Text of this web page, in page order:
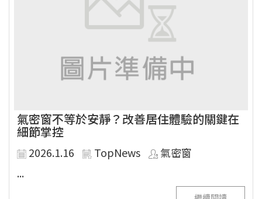
氣密窗不等於安靜？改善居住體驗的關鍵在
細節掌控
2026.1.16 TopNews
氣密窗
...